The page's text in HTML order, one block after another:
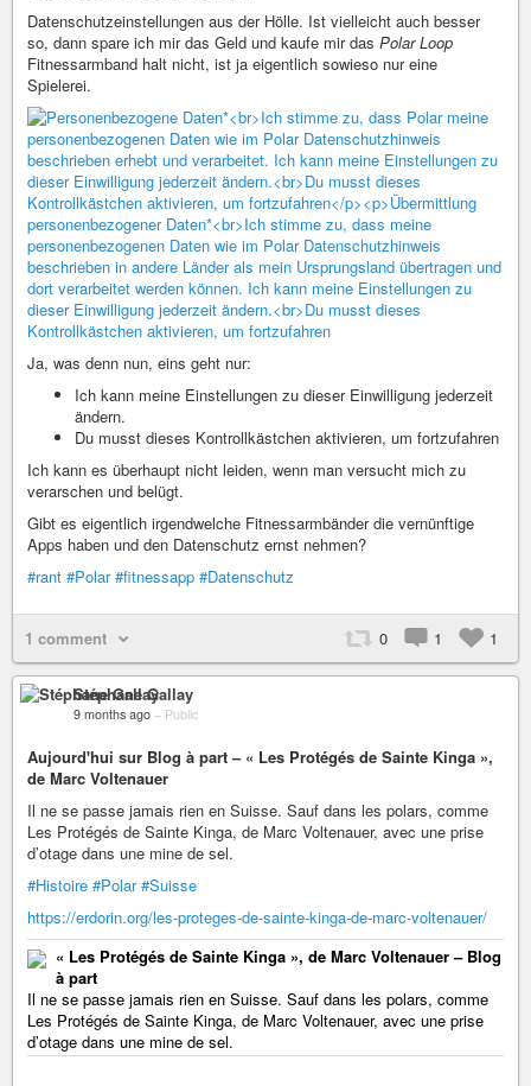
Datenschutzeinstellungen aus der Hölle. Ist vielleicht auch besser
so, dann spare ich mir das Geld und kaufe mir das Polar Loop
Fitnessarmband halt nicht, ist ja eigentlich sowieso nur eine
Spielerei.
Ja, was denn nun, eins geht nur:
Ich kann meine Einstellungen zu dieser Einwilligung jederzeit
ändern.
Du musst dieses Kontrollkästchen aktivieren, um fortzufahren
Ich kann es überhaupt nicht leiden, wenn man versucht mich zu
verarschen und belügt.
Gibt es eigentlich irgendwelche Fitnessarmbänder die vernünftige
Apps haben und den Datenschutz ernst nehmen?
#rant #Polar #fitnessapp #Datenschutz
1 comment 0 1 1
Stéphane Gallay
9 months ago – Public
Aujourd'hui sur Blog à part – « Les Protégés de Sainte Kinga »,
de Marc Voltenauer
Il ne se passe jamais rien en Suisse. Sauf dans les polars, comme
Les Protégés de Sainte Kinga, de Marc Voltenauer, avec une prise
d’otage dans une mine de sel.
#Histoire #Polar #Suisse
https://erdorin.org/les-proteges-de-sainte-kinga-de-marc-voltenauer/
« Les Protégés de Sainte Kinga », de Marc Voltenauer – Blog
à part
Il ne se passe jamais rien en Suisse. Sauf dans les polars, comme
Les Protégés de Sainte Kinga, de Marc Voltenauer, avec une prise
d’otage dans une mine de sel.